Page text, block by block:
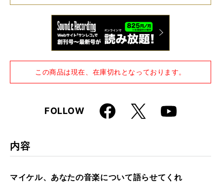
A4変形判 / 264ページ
この商品は現在、在庫切れとなっております。
FOLLOWFaceboo
k
X Youtube
内容
マイケル、あなたの音楽について語らせてくれ